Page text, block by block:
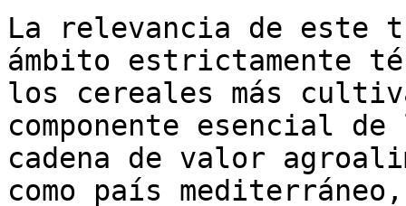
La relevancia de este
ámbito estrictamente
los cereales más
componente esencial
cadena de valor
como país